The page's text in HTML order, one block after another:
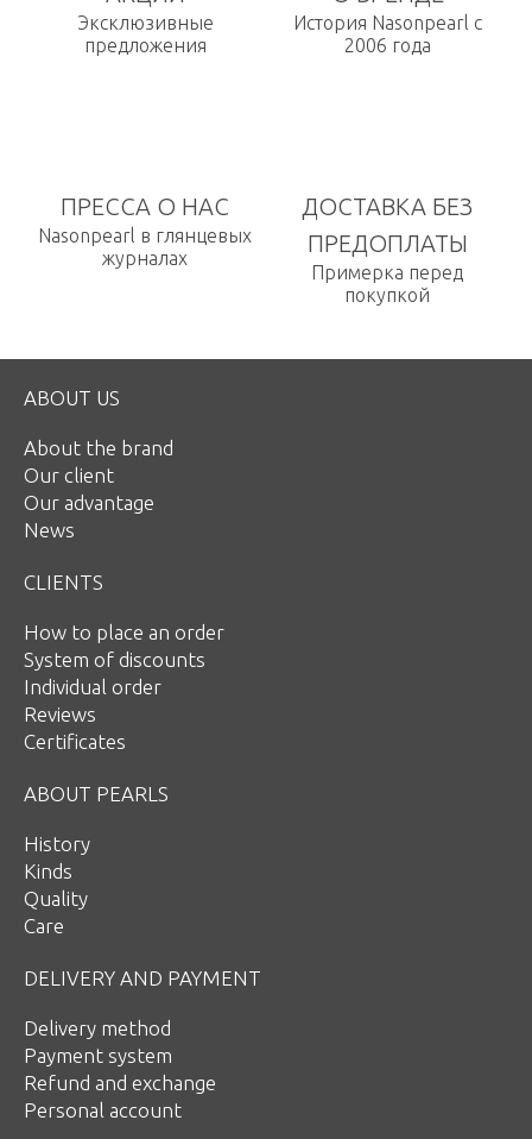
Эксклюзивные
предложения
История Nasonpearl с
2006 года
ПРЕССА О НАС
Nasonpearl в глянцевых
журналах
ДОСТАВКА БЕЗ
ПРЕДОПЛАТЫ
Примерка перед
покупкой
ABOUT US
About the brand
Our client
Our advantage
News
CLIENTS
How to place an order
System of discounts
Individual order
Reviews
Certificates
ABOUT PEARLS
History
Kinds
Quality
Care
DELIVERY AND PAYMENT
Delivery method
Payment system
Refund and exchange
Personal account